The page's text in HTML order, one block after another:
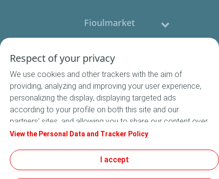
Fioulmarket
Nous contacter
Suivez-nous
Conditions Générales de Vente
Respect of your privacy
We use cookies and other trackers with the aim of
providing, analyzing and improving your user experience,
personalizing the display, displaying targeted ads
according to your profile on both this site and our
partners' sites, and allowing you to share our content over
social media. In accordance with French legislation,
default. You can change your cookie settings at any time
by clicking on the "Manage my cookies" button. By clicking
View the Personal Data and Tracker Policy
I accept